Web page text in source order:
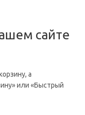
сайте
а
или «Быстрый